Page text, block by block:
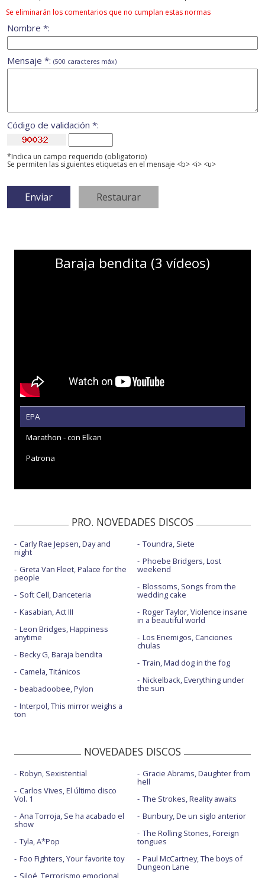
Se eliminarán los comentarios que no cumplan estas normas
Nombre *:
Mensaje *: (500 caracteres máx)
Código de validación *:
*Indica un campo requerido (obligatorio)
Se permiten las siguientes etiquetas en el mensaje <b> <i> <u>
Baraja bendita (3 vídeos)
EPA
Marathon - con Elkan
Patrona
PRO. NOVEDADES DISCOS
Carly Rae Jepsen, Day and
night
Greta Van Fleet, Palace for the
people
Soft Cell, Danceteria
Kasabian, Act III
Leon Bridges, Happiness
anytime
Becky G, Baraja bendita
Camela, Titánicos
beabadoobee, Pylon
Interpol, This mirror weighs a
ton
Toundra, Siete
Phoebe Bridgers, Lost
weekend
Blossoms, Songs from the
wedding cake
Roger Taylor, Violence insane
in a beautiful world
Los Enemigos, Canciones
chulas
Train, Mad dog in the fog
Nickelback, Everything under
the sun
NOVEDADES DISCOS
Robyn, Sexistential
Carlos Vives, El último disco
Vol. 1
Ana Torroja, Se ha acabado el
show
Tyla, A*Pop
Foo Fighters, Your favorite toy
Siloé, Terrorismo emocional
Gracie Abrams, Daughter from
hell
The Strokes, Reality awaits
Bunbury, De un siglo anterior
The Rolling Stones, Foreign
tongues
Paul McCartney, The boys of
Dungeon Lane